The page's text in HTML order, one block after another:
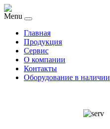
Menu
Главная
Продукция
Сервис
О компании
Контакты
Оборудование в наличии